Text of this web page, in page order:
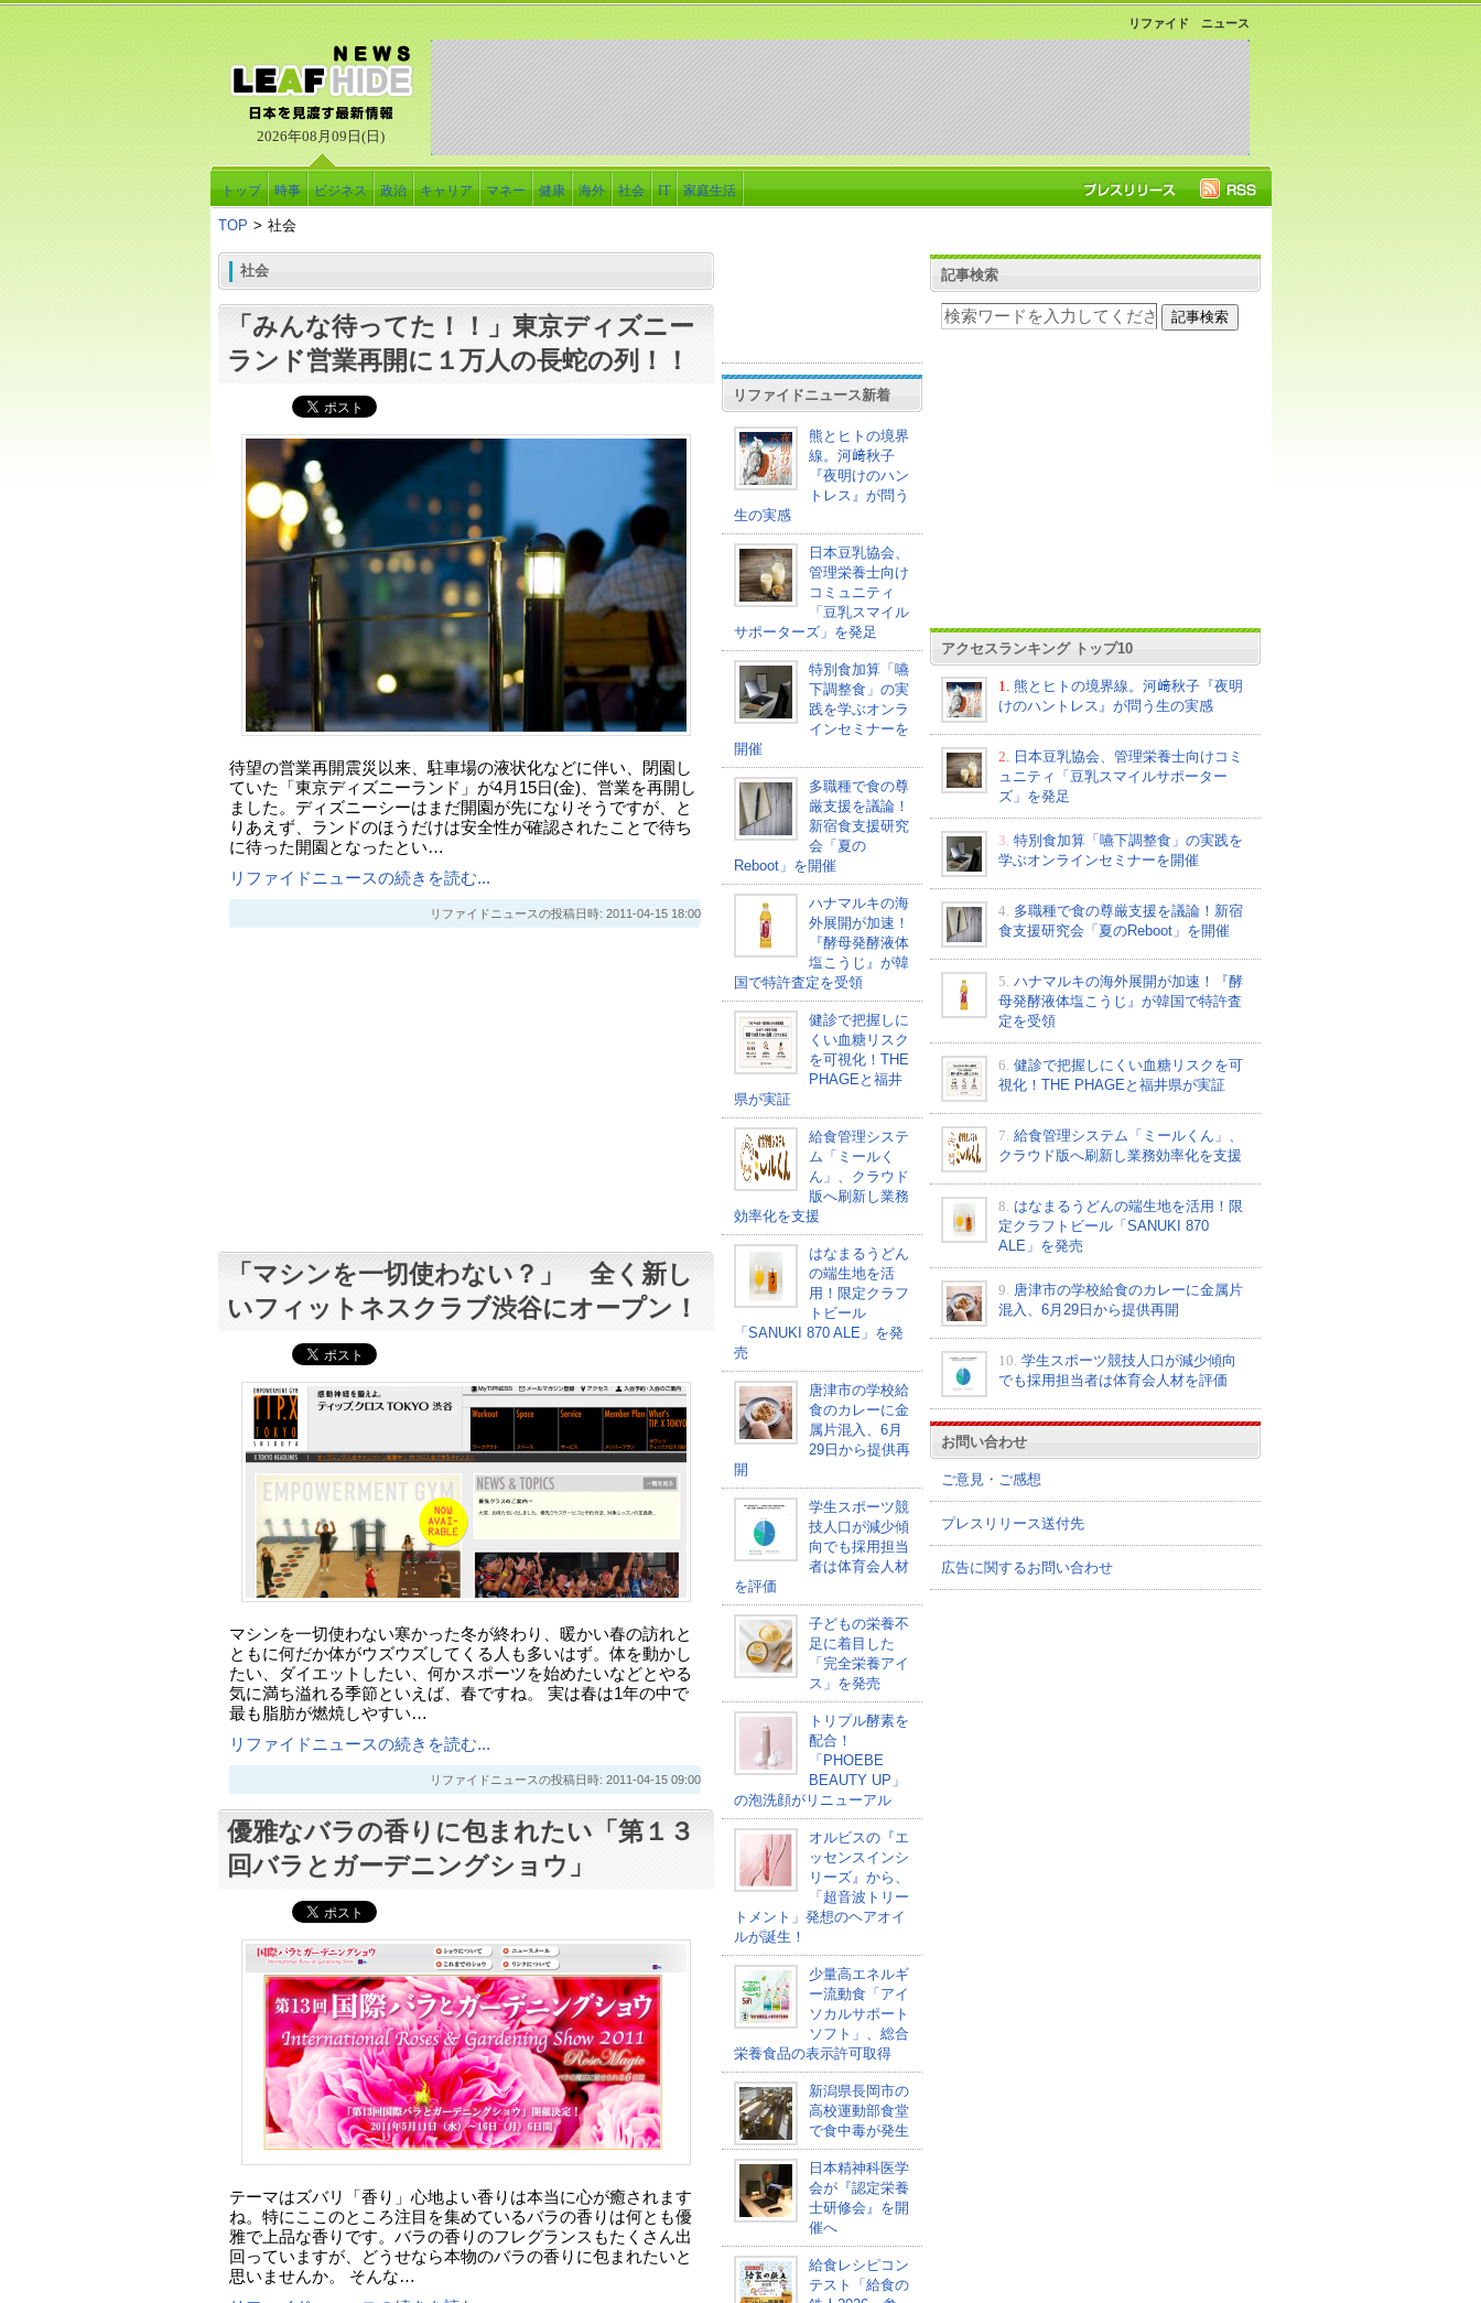
2026年08月09日(日)
リファイド ニュース
トップ 時事 ビジネス 政治 キャリア マネー 健康 海外 社会 IT 家庭生活
TOP > 社会
社会
「みんな待ってた！！」東京ディズニー
ランド営業再開に１万人の長蛇の列！！
待望の営業再開震災以来、駐車場の液状化などに伴い、閉園し
ていた「東京ディズニーランド」が4月15日(金)、営業を再開し
ました。ディズニーシーはまだ開園が先になりそうですが、と
りあえず、ランドのほうだけは安全性が確認されたことで待ち
に待った開園となったとい…
リファイドニュースの続きを読む...
リファイドニュースの投稿日時: 2011-04-15 18:00
「マシンを一切使わない？」 全く新し
いフィットネスクラブ渋谷にオープン！
マシンを一切使わない寒かった冬が終わり、暖かい春の訪れと
ともに何だか体がウズウズしてくる人も多いはず。体を動かし
たい、ダイエットしたい、何かスポーツを始めたいなどとやる
気に満ち溢れる季節といえば、春ですね。 実は春は1年の中で
最も脂肪が燃焼しやすい…
リファイドニュースの続きを読む...
リファイドニュースの投稿日時: 2011-04-15 09:00
優雅なバラの香りに包まれたい「第１３
回バラとガーデニングショウ」
テーマはズバリ「香り」心地よい香りは本当に心が癒されます
ね。特にここのところ注目を集めているバラの香りは何とも優
雅で上品な香りです。バラの香りのフレグランスもたくさん出
回っていますが、どうせなら本物のバラの香りに包まれたいと
思いませんか。 そんな…
リファイドニュース新着
熊とヒトの境界
線。河﨑秋子
『夜明けのハン
トレス』が問う
生の実感
日本豆乳協会、
管理栄養士向け
コミュニティ
「豆乳スマイル
サポーターズ」を発足
特別食加算「嚥
下調整食」の実
践を学ぶオンラ
インセミナーを
開催
多職種で食の尊
厳支援を議論！
新宿食支援研究
会「夏の
Reboot」を開催
ハナマルキの海
外展開が加速！
『酵母発酵液体
塩こうじ』が韓
国で特許査定を受領
健診で把握しに
くい血糖リスク
を可視化！THE
PHAGEと福井
県が実証
給食管理システ
ム「ミールく
ん」、クラウド
版へ刷新し業務
効率化を支援
はなまるうどん
の端生地を活
用！限定クラフ
トビール
「SANUKI 870 ALE」を発
売
唐津市の学校給
食のカレーに金
属片混入、6月
29日から提供再
開
学生スポーツ競
技人口が減少傾
向でも採用担当
者は体育会人材
を評価
子どもの栄養不
足に着目した
「完全栄養アイ
ス」を発売
トリプル酵素を
配合！
「PHOEBE
BEAUTY UP」
の泡洗顔がリニューアル
オルビスの『エ
ッセンスインシ
リーズ』から、
「超音波トリー
トメント」発想のヘアオイ
ルが誕生！
少量高エネルギ
ー流動食「アイ
ソカルサポート
ソフト」、総合
栄養食品の表示許可取得
新潟県長岡市の
高校運動部食堂
で食中毒が発生
日本精神科医学
会が『認定栄養
士研修会』を開
催へ
給食レシピコン
テスト「給食の
記事検索
アクセスランキング トップ10
1.
熊とヒトの境界線。河﨑秋子『夜明
けのハントレス』が問う生の実感
2.
日本豆乳協会、管理栄養士向けコミ
ュニティ「豆乳スマイルサポーター
ズ」を発足
3. 特別食加算「嚥下調整食」の実践を
学ぶオンラインセミナーを開催
4. 多職種で食の尊厳支援を議論！新宿
食支援研究会「夏のReboot」を開催
5. ハナマルキの海外展開が加速！『酵
母発酵液体塩こうじ』が韓国で特許査
定を受領
6. 健診で把握しにくい血糖リスクを可
視化！THE PHAGEと福井県が実証
7. 給食管理システム「ミールくん」、
クラウド版へ刷新し業務効率化を支援
8. はなまるうどんの端生地を活用！限
定クラフトビール「SANUKI 870
ALE」を発売
9. 唐津市の学校給食のカレーに金属片
混入、6月29日から提供再開
10. 学生スポーツ競技人口が減少傾向
でも採用担当者は体育会人材を評価
お問い合わせ
ご意見・ご感想
プレスリリース送付先
広告に関するお問い合わせ